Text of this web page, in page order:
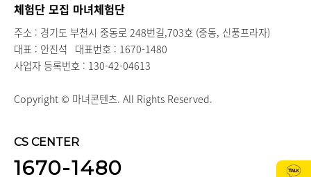
체험단 모집 마녀체험단
주소 : 경기도 부천시 중동로 248번길,703호 (중동, 신풍프라자)
대표 : 안진석 대표번호 : 1670-1480
사업자 등록번호 : 130-42-04613
Copyright © 마녀콘텐츠. All Rights Reserved.
CS CENTER
1670-1480